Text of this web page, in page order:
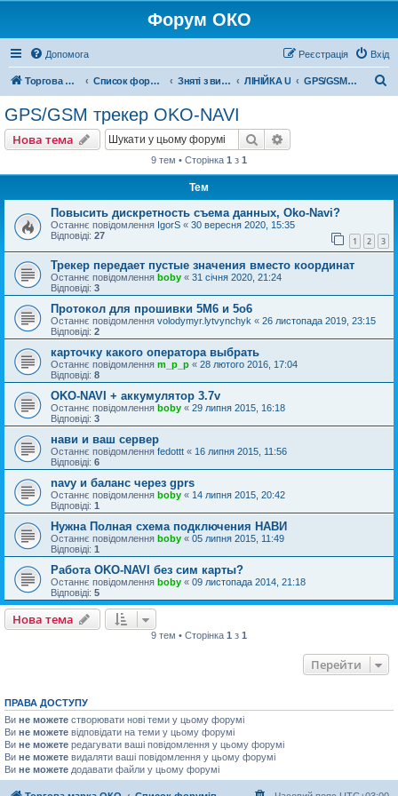
Форум ОКО
Допомога Вхід
Реєстрація
Торгова марка ОКО Список форумів Зняті з виробництва ЛІНІЙКА U GPS/GSM трекер OKO-NAVI
GPS/GSM трекер OKO-NAVI
Нова тема Пошук
9 тем • Сторінка 1 з 1
Тем
Повысить дискретность съема данных, Oko-Navi?
Останнє повідомлення IgorS « 30 вересня 2020, 15:35
Відповіді: 27 1 2 3
Трекер передает пустые значения вместо координат
Останнє повідомлення boby « 31 січня 2020, 21:24
Відповіді: 3
Протокол для прошивки 5M6 и 5o6
Останнє повідомлення volodymyr.lytvynchyk « 26 листопада 2019, 23:15
Відповіді: 2
карточку какого оператора выбрать
Останнє повідомлення m_p_p « 28 лютого 2016, 17:04
Відповіді: 8
OKO-NAVI + аккумулятор 3.7v
Останнє повідомлення boby « 29 липня 2015, 16:18
Відповіді: 3
нави и ваш сервер
Останнє повідомлення fedottt « 16 липня 2015, 11:56
Відповіді: 6
navy и баланс через gprs
Останнє повідомлення boby « 14 липня 2015, 20:42
Відповіді: 1
Нужна Полная схема подключения НАВИ
Останнє повідомлення boby « 05 липня 2015, 11:49
Відповіді: 1
Работа OKO-NAVI без сим карты?
Останнє повідомлення boby « 09 листопада 2014, 21:18
Відповіді: 5
Нова тема
9 тем • Сторінка 1 з 1
Перейти
ПРАВА ДОСТУПУ
Ви не можете створювати нові теми у цьому форумі
Ви не можете відповідати на теми у цьому форумі
Ви не можете редагувати ваші повідомлення у цьому форумі
Ви не можете видаляти ваші повідомлення у цьому форумі
Ви не можете додавати файли у цьому форумі